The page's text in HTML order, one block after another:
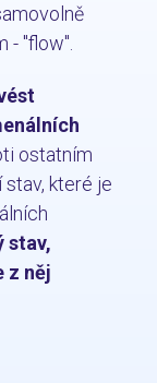
- "flow".
ostatním
stav, které je
stav,
z něj